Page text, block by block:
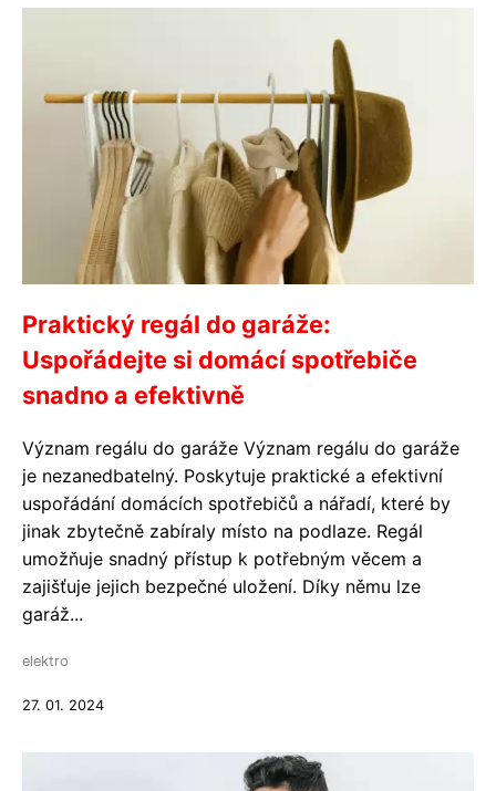
Praktický regál do garáže:
Uspořádejte si domácí spotřebiče
snadno a efektivně
Význam regálu do garáže Význam regálu do garáže
je nezanedbatelný. Poskytuje praktické a efektivní
uspořádání domácích spotřebičů a nářadí, které by
jinak zbytečně zabíraly místo na podlaze. Regál
umožňuje snadný přístup k potřebným věcem a
zajišťuje jejich bezpečné uložení. Díky němu lze
garáž...
elektro
27. 01. 2024